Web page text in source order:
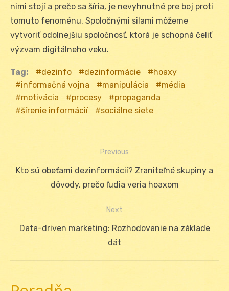
nimi stojí a prečo sa šíria, je nevyhnutné pre boj proti
tomuto fenoménu. Spoločnými silami môžeme
vytvoriť odolnejšiu spoločnosť, ktorá je schopná čeliť
výzvam digitálneho veku.
Tag: dezinfo dezinformácie
hoaxy
informačná vojna
manipulácia
média
motivácia
procesy
propaganda
šírenie informácií
sociálne siete
Navigácia
Previous
Previous
Kto sú obeťami dezinformácií? Zraniteľné skupiny a
dôvody, prečo ľudia veria hoaxom
Next
Next
Data-driven marketing: Rozhodovanie na základe
dát